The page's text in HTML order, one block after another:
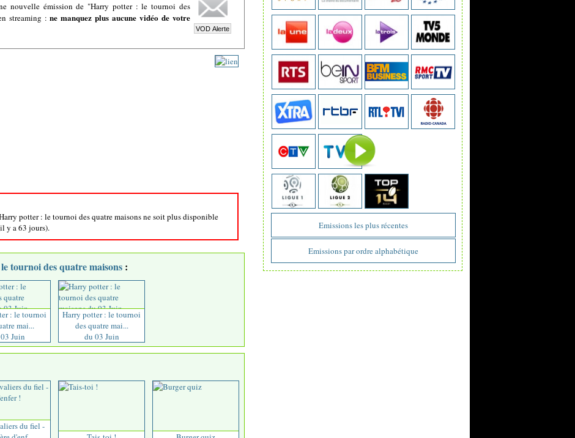
Emissions les plus récentes
Emissions par ordre alphabétique
nouvelle émission de "Harry potter : le tournoi des
streaming :ne manquez plus aucune vidéo de votre
potter : le tournoi des quatre maisons ne soit plus disponible
y a 63 jours).
tournoi des quatre maisons :
: le tournoi
mai...
Juin
Harry potter : le tournoi
des quatre mai...
du 03 Juin
du fiel -